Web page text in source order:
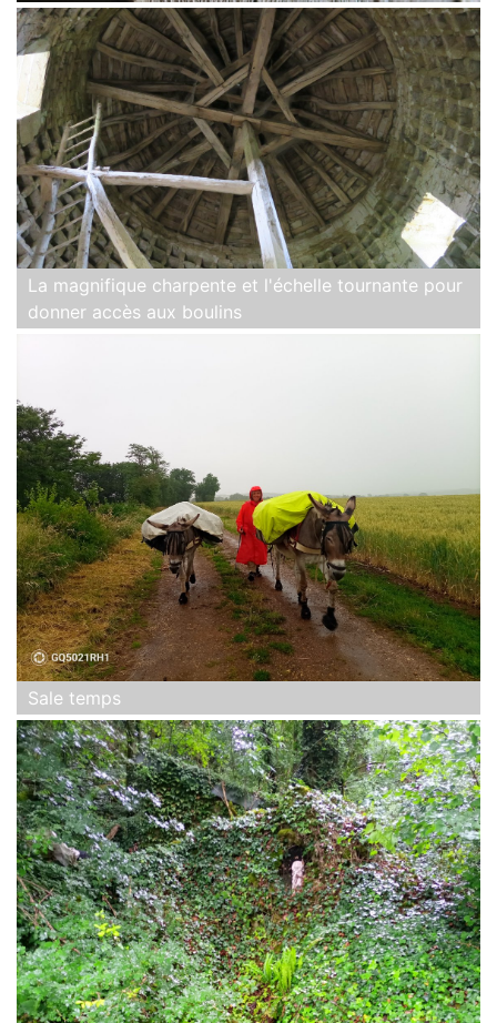
La magnifique charpente et l'échelle tournante pour
donner accès aux boulins
Sale temps